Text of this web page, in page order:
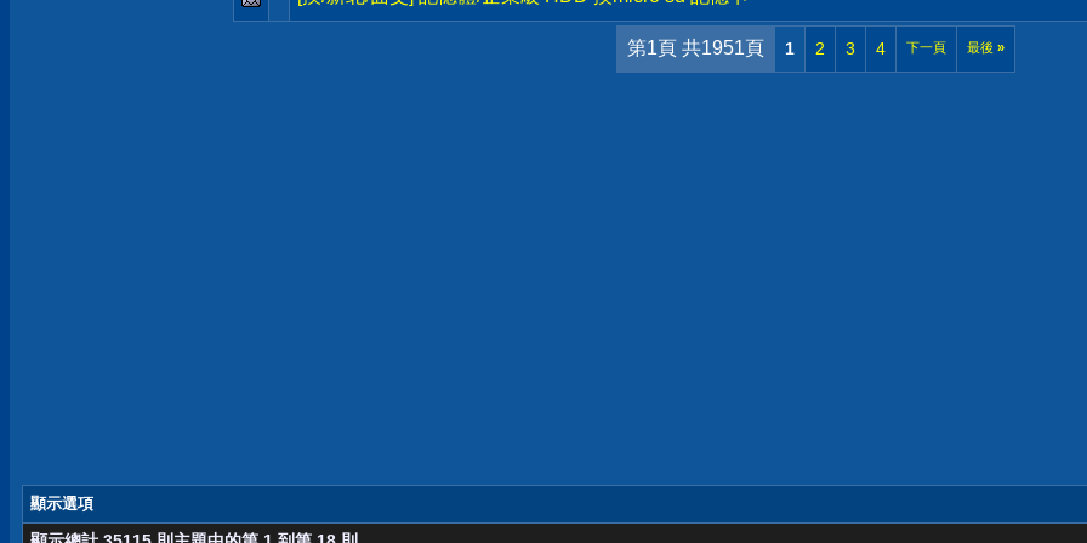
第1頁 共1951頁 1 2 3 4 下一頁 最後 »
顯示選項